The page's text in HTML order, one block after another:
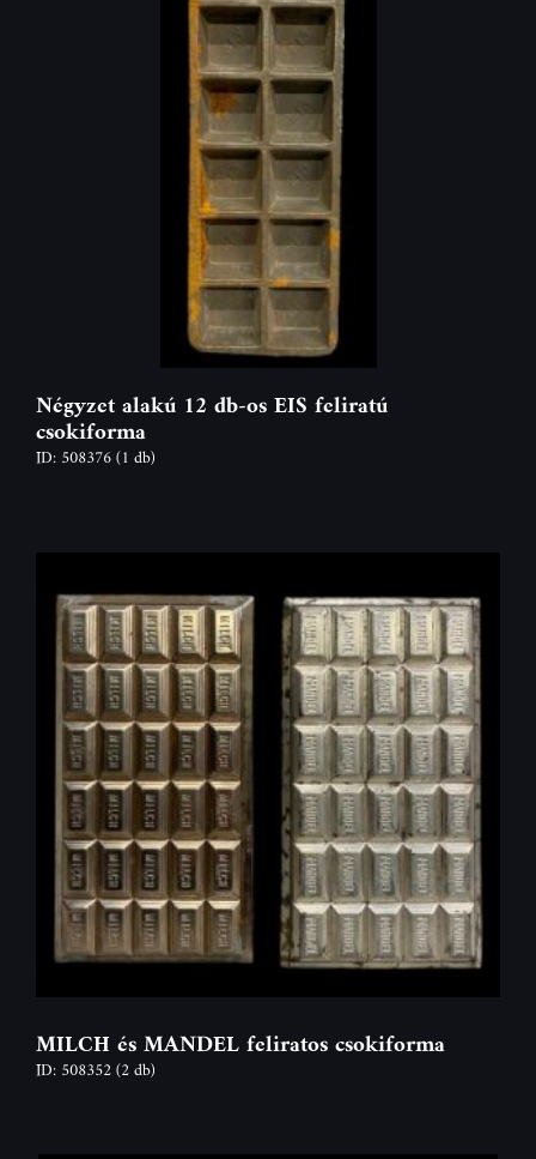
Négyzet alakú 12 db-os EIS feliratú
csokiforma
ID: 508376(1 db)
MILCH és MANDEL feliratos csokiforma
ID: 508352(2 db)